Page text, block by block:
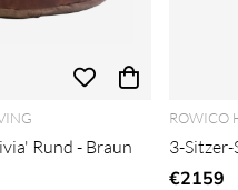
Rund - Braun
Preis:
ROWICO
3-
€2159